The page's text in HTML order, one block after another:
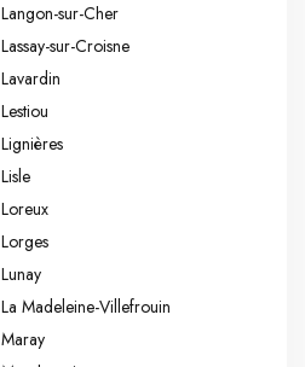
sur-Cher
sur-Croisne
Madeleine-Villefrouin